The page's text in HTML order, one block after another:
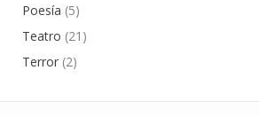
Poesía (5)
Teatro (21)
Terror (2)